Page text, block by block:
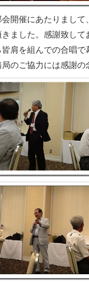
開催にあたりまして
ました。感謝致し
皆肩を組んでの合唱
のご協力には感謝